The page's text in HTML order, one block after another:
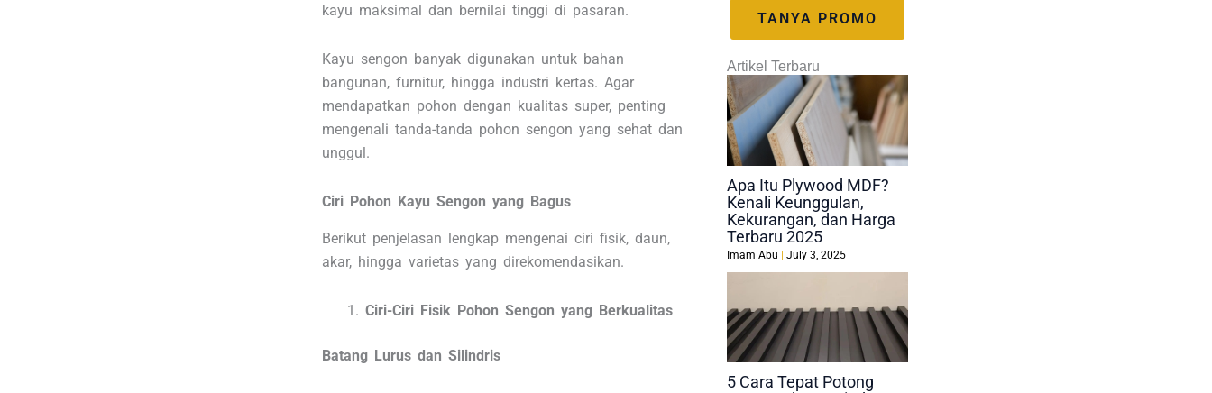
kayu maksimal dan bernilai tinggi di pasaran.
Kayu sengon banyak digunakan untuk bahan
bangunan, furnitur, hingga industri kertas. Agar
mendapatkan pohon dengan kualitas super, penting
mengenali tanda-tanda pohon sengon yang sehat dan
unggul.
Ciri Pohon Kayu Sengon yang Bagus
Berikut penjelasan lengkap mengenai ciri fisik, daun,
akar, hingga varietas yang direkomendasikan.
Ciri-Ciri Fisik Pohon Sengon yang Berkualitas
Batang Lurus dan Silindris
TANYA PROMO
Artikel Terbaru
Apa Itu Plywood MDF?
Kenali Keunggulan,
Kekurangan, dan Harga
Terbaru 2025
Imam Abu July 3, 2025
5 Cara Tepat Potong